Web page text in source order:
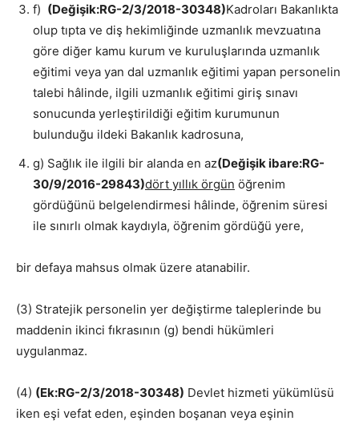
f) (Değişik:RG-2/3/2018-30348)Kadroları Bakanlıkta
olup tıpta ve diş hekimliğinde uzmanlık mevzuatına
göre diğer kamu kurum ve kuruluşlarında uzmanlık
eğitimi veya yan dal uzmanlık eğitimi yapan personelin
talebi hâlinde, ilgili uzmanlık eğitimi giriş sınavı
sonucunda yerleştirildiği eğitim kurumunun
bulunduğu ildeki Bakanlık kadrosuna,
g) Sağlık ile ilgili bir alanda en az(Değişik ibare:RG-
30/9/2016-29843)dört yıllık örgün öğrenim
gördüğünü belgelendirmesi hâlinde, öğrenim süresi
ile sınırlı olmak kaydıyla, öğrenim gördüğü yere,
bir defaya mahsus olmak üzere atanabilir.
(3) Stratejik personelin yer değiştirme taleplerinde bu
maddenin ikinci fıkrasının (g) bendi hükümleri
uygulanmaz.
(4) (Ek:RG-2/3/2018-30348) Devlet hizmeti yükümlüsü
iken eşi vefat eden, eşinden boşanan veya eşinin